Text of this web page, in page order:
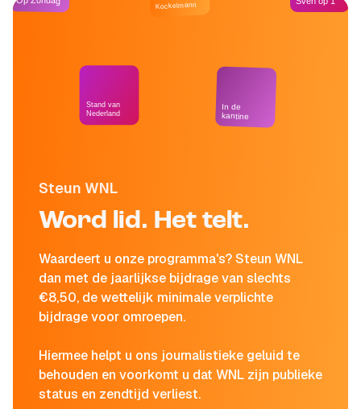
Steun WNL
Word lid. Het telt.
Waardeert u onze programma's? Steun WNL
dan met de jaarlijkse bijdrage van slechts
€8,50, de wettelijk minimale verplichte
bijdrage voor omroepen.
Hiermee helpt u ons journalistieke geluid te
behouden en voorkomt u dat WNL zijn publieke
status en zendtijd verliest.
Stand van
Nederland
Kockelmann
In de
kantine